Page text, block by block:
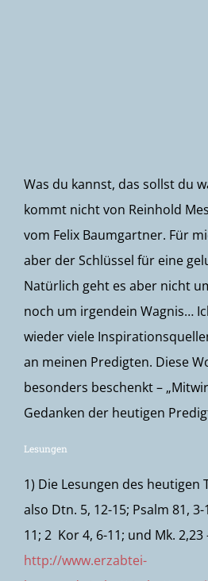
Was du kannst, das sollst du
kommt nicht von Reinhold
vom Felix Baumgartner. Für
aber der Schlüssel für eine
Natürlich geht es aber nicht
noch um irgendein Wagnis…
wieder viele
an meinen Predigten. Diese
besonders beschenkt –
Gedanken der heutigen
Lesungen
1) Die Lesungen des heutigen
also Dtn. 5, 12-15; Psalm 81,
11; 2 Kor 4, 6-11; und Mk. 2,23
http://www.erzabtei-